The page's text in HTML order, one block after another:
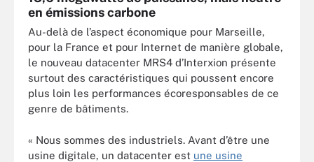
en émissions carbone
Au-delà de l’aspect économique pour Marseille,
pour la France et pour Internet de manière globale,
le nouveau datacenter MRS4 d’Interxion présente
surtout des caractéristiques qui poussent encore
plus loin les performances écoresponsables de ce
genre de bâtiments.
« Nous sommes des industriels. Avant d’être une
usine digitale, un datacenter est une usine